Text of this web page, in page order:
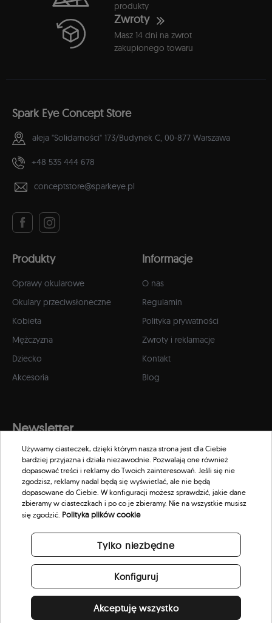
produkty
Zwroty
Masz 14 dni na zwrot
zakupionego towaru
Spark Eye Concept Store
aleja "Solidarności" 173/Budynek C, 00-877 Warszawa
+48 535 444 678
conceptstore@sparkeye.pl
Produkty
Oprawy okularowe
Okulary przeciwsłoneczne
Kobieta
Mężczyzna
Dziecko
Akcesoria
Informacje
O nas
Regulamin
Polityka prywatności
Zwroty i reklamacje
Kontakt
Blog
Newsletter
Zapisz się do naszego newslettera, aby otrzymywać informacje o
promocjach i nowościach w naszym sklepie.
© 2026 Scorpion Eyewear. All rights reserved
Używamy ciasteczek, dzięki którym nasza strona jest dla Ciebie
bardziej przyjazna i działa niezawodnie. Pozwalają one również
dopasować treści i reklamy do Twoich zainteresowań. Jeśli się nie
zgodzisz, reklamy nadal będą się wyświetlać, ale nie będą
dopasowane do Ciebie. W konfiguracji możesz sprawdzić, jakie dane
zbieramy w ciasteczkach i po co je zbieramy. Nie na wszystkie musisz
się zgodzić. Polityka plików cookie
Tylko niezbędne
Konfiguruj
Akceptuję wszystko